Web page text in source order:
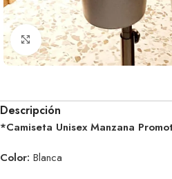
Clic para ampliar
Descripción
*Camiseta Unisex Manzana
Color: Blanca